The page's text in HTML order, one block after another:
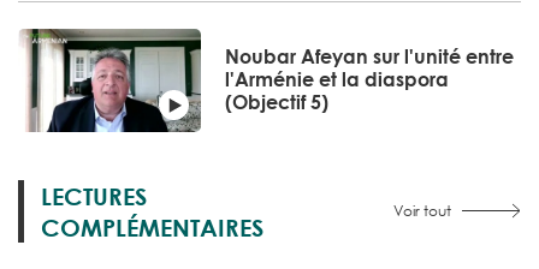
Noubar Afeyan sur l'unité entre
l'Arménie et la diaspora
(Objectif 5)
LECTURES
COMPLÉMENTAIRES
Voir tout